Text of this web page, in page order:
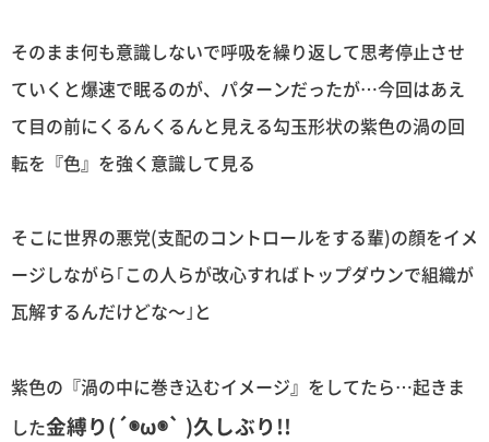
そのまま何も意識しないで呼吸を繰り返して思考停止させ
ていくと爆速で眠るのが、パターンだったが…今回はあえ
て目の前にくるんくるんと見える勾玉形状の紫色の渦の回
転を『色』を強く意識して見る
そこに世界の悪党(支配のコントロールをする輩)の顔をイメ
ージしながら｢この人らが改心すればトップダウンで組織が
瓦解するんだけどな〜｣と
紫色の『渦の中に巻き込むイメージ』をしてたら…起きま
した金縛り(´◉ω◉` )久しぶり!!